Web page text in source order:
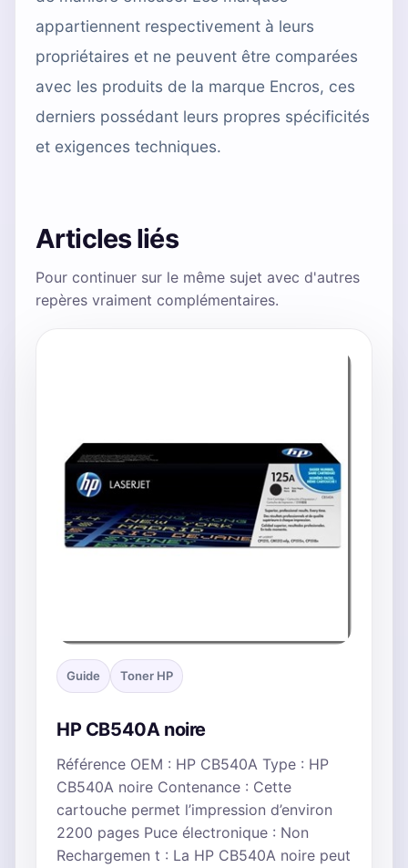
appartiennent respectivement à leurs
propriétaires et ne peuvent être comparées
avec les produits de la marque Encros, ces
derniers possédant leurs propres spécificités
et exigences techniques.
Articles liés
Pour continuer sur le même sujet avec d'autres
repères vraiment complémentaires.
Guide Toner HP
HP CB540A noire
Référence OEM : HP CB540A Type : HP
CB540A noire Contenance : Cette
cartouche permet l’impression d’environ
2200 pages Puce électronique : Non
Rechargemen t : La HP CB540A noire peut